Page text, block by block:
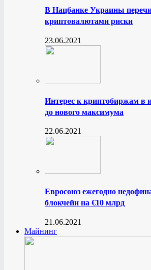
В Нацбанке Украины
криптовалютами риски
23.06.2021
Интерес к криптобиржам в
до нового максимума
22.06.2021
Евросоюз ежегодно
блокчейн на €10 млрд
21.06.2021
Майнинг